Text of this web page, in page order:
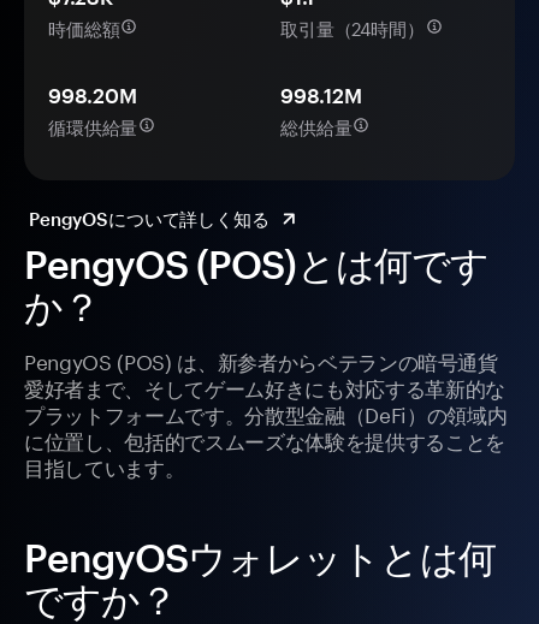
PengyOS (POS)とは何です
か？
PengyOS (POS) は、新参者からベテランの暗号通貨
愛好者まで、そしてゲーム好きにも対応する革新的な
プラットフォームです。分散型金融（DeFi）の領域内
に位置し、包括的でスムーズな体験を提供することを
目指しています。
PengyOSウォレットとは何
ですか？
時価総額 取引量（24時間）
998.20M
循環供給量
998.12M
総供給量
PengyOSについて詳しく知る